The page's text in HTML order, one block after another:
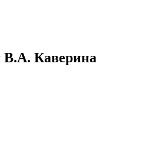
В.А. Каверина